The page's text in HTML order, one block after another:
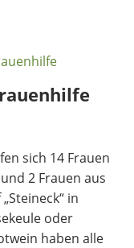
sich 14 Frauen
2 Frauen aus
in
oder
haben alle